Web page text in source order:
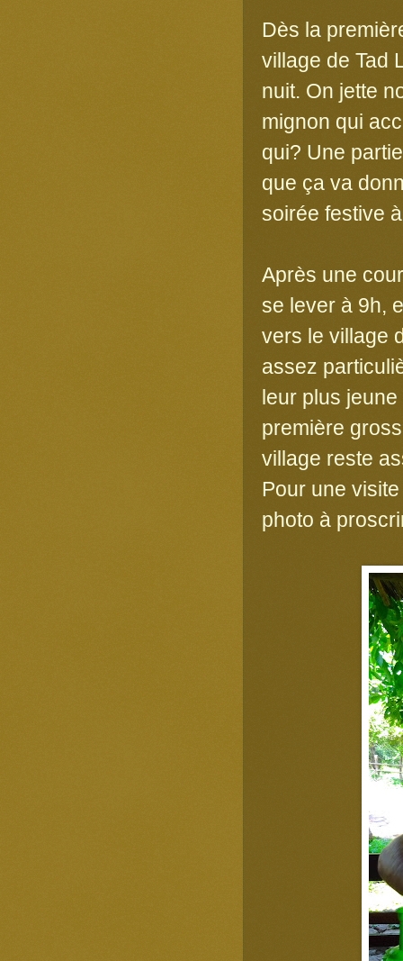
Dès la
village de Tad
nuit. On jette
mignon qui
qui? Une
que ça va
soirée festive
Après une
se lever à 9h,
vers le village
assez
leur plus
première
village reste
Pour une
photo à